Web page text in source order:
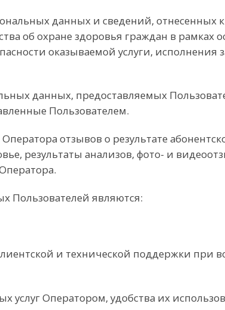
данных и сведений, отнесенных
об охране здоровья граждан в рамках
оказываемой услуги,
данных, предоставляемых
Пользователем.
отзывов о результате
результаты анализов, фото- и
Пользователей являются:
и технической поддержки при
Оператором, удобства их